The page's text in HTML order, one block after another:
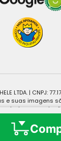
LTDA. | CNPJ:
e suas imagens
vedada a
© 2025 - Todos os